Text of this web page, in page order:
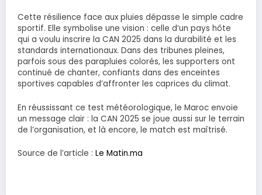
Cette résilience face aux pluies dépasse le simple cadre
sportif. Elle symbolise une vision : celle d’un pays hôte
qui a voulu inscrire la CAN 2025 dans la durabilité et les
standards internationaux. Dans des tribunes pleines,
parfois sous des parapluies colorés, les supporters ont
continué de chanter, confiants dans des enceintes
sportives capables d’affronter les caprices du climat.
En réussissant ce test météorologique, le Maroc envoie
un message clair : la CAN 2025 se joue aussi sur le terrain
de l’organisation, et là encore, le match est maîtrisé.
Source de l’article : Le Matin.ma